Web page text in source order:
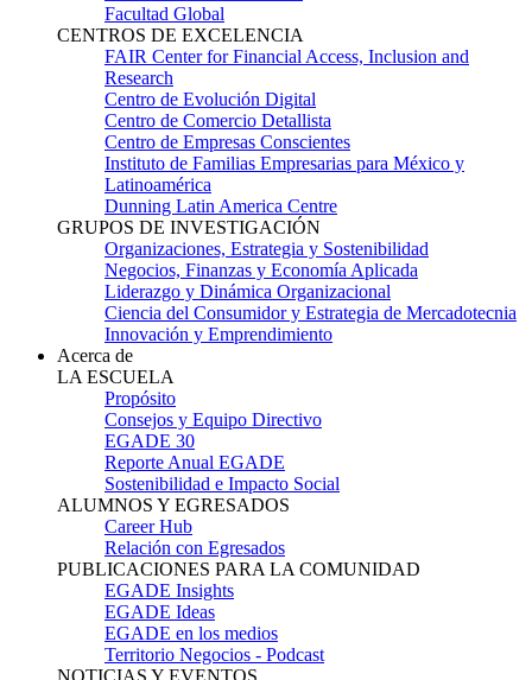
Facultad Global
CENTROS DE EXCELENCIA
FAIR Center for Financial Access, Inclusion and
Research
Centro de Evolución Digital
Centro de Comercio Detallista
Centro de Empresas Conscientes
Instituto de Familias Empresarias para México y
Latinoamérica
Dunning Latin America Centre
GRUPOS DE INVESTIGACIÓN
Organizaciones, Estrategia y Sostenibilidad
Negocios, Finanzas y Economía Aplicada
Liderazgo y Dinámica Organizacional
Ciencia del Consumidor y Estrategia de Mercadotecnia
Innovación y Emprendimiento
Acerca de
LA ESCUELA
Propósito
Consejos y Equipo Directivo
EGADE 30
Reporte Anual EGADE
Sostenibilidad e Impacto Social
ALUMNOS Y EGRESADOS
Career Hub
Relación con Egresados
PUBLICACIONES PARA LA COMUNIDAD
EGADE Insights
EGADE Ideas
EGADE en los medios
Territorio Negocios - Podcast
NOTICIAS Y EVENTOS